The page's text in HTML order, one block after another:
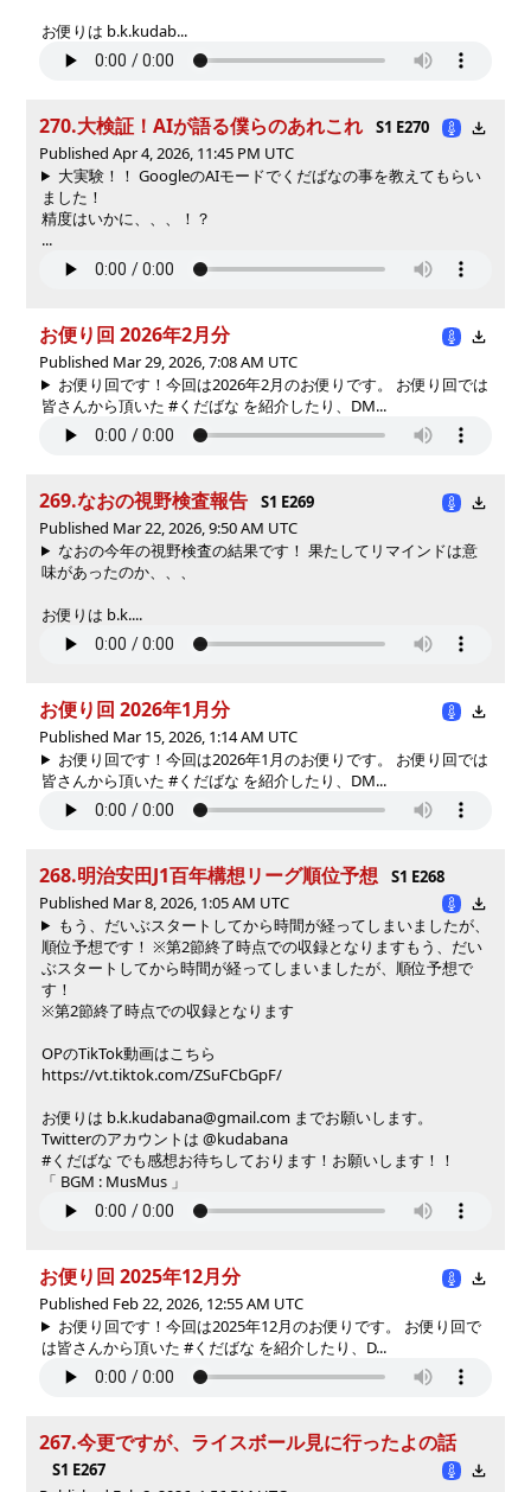
お便りは b.k.kudab...
270.大検証！AIが語る僕らのあれこれ
S1 E270
Published Apr 4, 2026, 11:45 PM UTC
大実験！！ GoogleのAIモードでくだばなの事を教えてもらい
ました！
精度はいかに、、、！？
...
お便り回 2026年2月分
Published Mar 29, 2026, 7:08 AM UTC
お便り回です！今回は2026年2月のお便りです。 お便り回では
皆さんから頂いた #くだばな を紹介したり、DM...
269.なおの視野検査報告
S1 E269
Published Mar 22, 2026, 9:50 AM UTC
なおの今年の視野検査の結果です！ 果たしてリマインドは意
味があったのか、、、
お便りは b.k....
お便り回 2026年1月分
Published Mar 15, 2026, 1:14 AM UTC
お便り回です！今回は2026年1月のお便りです。 お便り回では
皆さんから頂いた #くだばな を紹介したり、DM...
268.明治安田J1百年構想リーグ順位予想
S1 E268
Published Mar 8, 2026, 1:05 AM UTC
もう、だいぶスタートしてから時間が経ってしまいましたが、
順位予想です！ ※第2節終了時点での収録となりますもう、だい
ぶスタートしてから時間が経ってしまいましたが、順位予想で
す！
※第2節終了時点での収録となります
OPのTikTok動画はこちら
https://vt.tiktok.com/ZSuFCbGpF/
お便りは b.k.kudabana@gmail.com までお願いします。
Twitterのアカウントは @kudabana
#くだばな でも感想お待ちしております！お願いします！！
「 BGM : MusMus 」
お便り回 2025年12月分
Published Feb 22, 2026, 12:55 AM UTC
お便り回です！今回は2025年12月のお便りです。 お便り回で
は皆さんから頂いた #くだばな を紹介したり、D...
267.今更ですが、ライスボール見に行ったよの話
S1 E267